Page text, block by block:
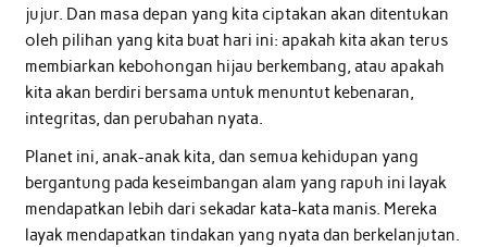
jujur. Dan masa depan yang kita ciptakan akan ditentukan
oleh pilihan yang kita buat hari ini: apakah kita akan terus
membiarkan kebohongan hijau berkembang, atau apakah
kita akan berdiri bersama untuk menuntut kebenaran,
integritas, dan perubahan nyata.
Planet ini, anak-anak kita, dan semua kehidupan yang
bergantung pada keseimbangan alam yang rapuh ini layak
mendapatkan lebih dari sekadar kata-kata manis. Mereka
layak mendapatkan tindakan yang nyata dan berkelanjutan.